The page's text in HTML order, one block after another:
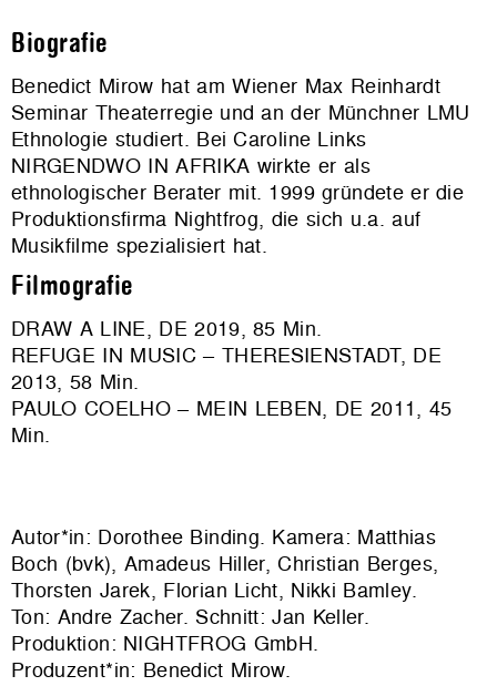
Biografie
Benedict Mirow hat am Wiener Max Reinhardt
Seminar Theaterregie und an der Münchner LMU
Ethnologie studiert. Bei Caroline Links
NIRGENDWO IN AFRIKA wirkte er als
ethnologischer Berater mit. 1999 gründete er die
Produktionsfirma Nightfrog, die sich u.a. auf
Musikfilme spezialisiert hat.
Filmografie
DRAW A LINE, DE 2019, 85 Min.
REFUGE IN MUSIC – THERESIENSTADT, DE
2013, 58 Min.
PAULO COELHO – MEIN LEBEN, DE 2011, 45
Min.
Autor*in: Dorothee Binding. Kamera: Matthias
Boch (bvk), Amadeus Hiller, Christian Berges,
Thorsten Jarek, Florian Licht, Nikki Bamley.
Ton: Andre Zacher. Schnitt: Jan Keller.
Produktion: NIGHTFROG GmbH.
Produzent*in: Benedict Mirow.